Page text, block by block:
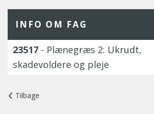
INFO OM FAG
23517 - Plænegræs 2: Ukrudt,
skadevoldere og pleje
Tilbage